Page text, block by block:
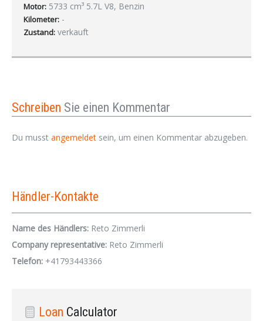
Motor: 5733 cm³ 5.7L V8, Benzin
Kilometer: -
Zustand: verkauft
Schreiben Sie einen Kommentar
Du musst angemeldet sein, um einen Kommentar abzugeben.
Händler-Kontakte
Name des Händlers: Reto Zimmerli
Company representative: Reto Zimmerli
Telefon: +41793443366
Loan Calculator